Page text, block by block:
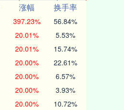
涨幅
换手率
397.23% 56.84%
20.01% 5.53%
20.01% 15.74%
20.00% 22.61%
20.00% 6.57%
20.00% 3.93%
20.00% 10.72%